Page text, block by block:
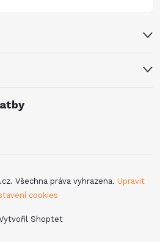
Shoptet
. Všechna práva vyhrazena. Upravit
cookies